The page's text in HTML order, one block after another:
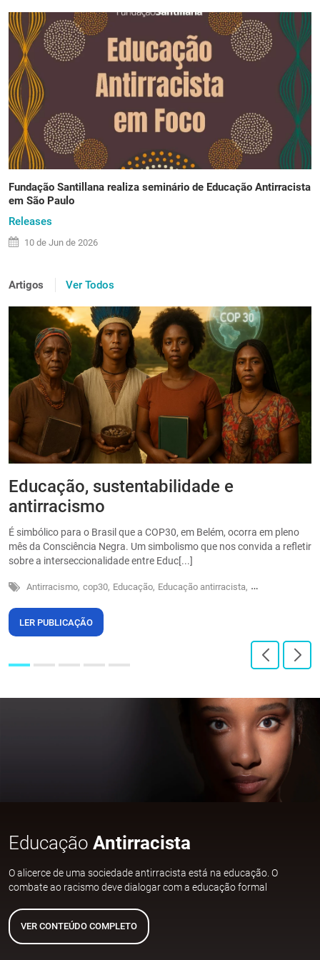
Fundação Santillana realiza seminário de Educação Antirracista
em São Paulo
Releases
10 de Jun de 2026
Artigos Ver Todos
Educação, sustentabilidade e
antirracismo
É simbólico para o Brasil que a COP30, em Belém, ocorra em pleno
mês da Consciência Negra. Um simbolismo que nos convida a refletir
sobre a interseccionalidade entre Educ[...]
Antirracismo, cop30, Educação, Educação antirracista, Sustentabilidade
LER PUBLICAÇÃO
Educação Antirracista
O alicerce de uma sociedade antirracista está na educação. O
combate ao racismo deve dialogar com a educação formal
VER CONTEÚDO COMPLETO